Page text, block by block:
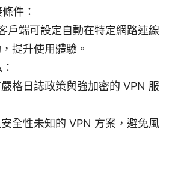
件：
戶端可設定自動在特定網路連線
提升使用體驗。
格日誌政策與強加密的 VPN 服
全性未知的 VPN 方案，避免風